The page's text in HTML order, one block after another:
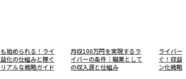
始められる！ライ
化の仕組みと稼ぐ
アルな戦略ガイド
月収100万円を実現するラ
イバーの条件｜職業として
の収入源と仕組み
ライバー
ぐ！収益
ン化戦略